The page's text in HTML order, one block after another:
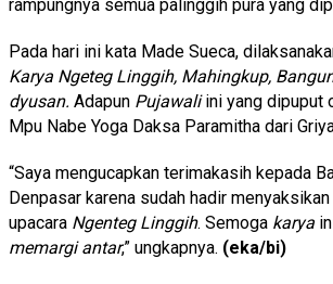
rampungnya semua palinggih pura yang
Pada hari ini kata Made Sueca,
Karya Ngeteg Linggih, Mahingkup,
dyusan. Adapun Pujawaliini yang dipuput
Mpu Nabe Yoga Daksa Paramitha dari
“Saya mengucapkan terimakasih kepada
Denpasar karena sudah hadir
upacara Ngenteg Linggih. Semoga karya
memargi antar,” ungkapnya. (eka/bi)